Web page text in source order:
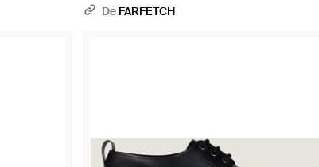
De FARFETCH